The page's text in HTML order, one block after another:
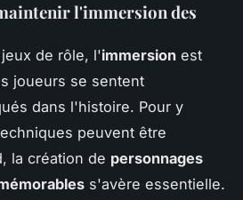
l'immersion des
de rôle, l'immersion est
joueurs se sentent
dans l'histoire. Pour y
peuvent être
la création de personnages
s'avère essentielle.